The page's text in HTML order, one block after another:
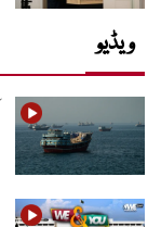
ویڈیو